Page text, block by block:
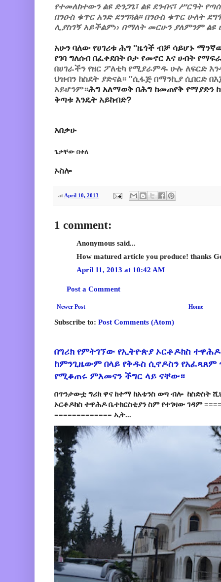
የተመለከተውን ልዩ ድንጋጌ፣ ልዩ ደንብና፣ ሥርዓት
በንዑስ ቁጥር አንድ ደንግጓል፡፡ በንዑስ ቁጥር ሁለት
ሊያስገኝ አይችልም›› በማለት መርሁን ያለምንም ልዩ
አሁን ባለው የሀገሪቱ ሕግ ''ዜጎች ብቻ ሳይሆኑ
የገባ ግለሰብ በፈቀደበት ቦታ የመኖር እና ሀብት
በሀገራችን የዘር ፖለቲካ የሚያራምዱ ሁሉ ለፍርድ
ህዝብን ከስደት ያድናል። ''ሲፋጅ በማንኪያ ሲበርድ
አይሆንም።ሕግ አለማወቅ በሕግ ከመጠየቅ የማያድን
ቅጣቱ እንዴት አይከብድ?
አበቃሁ
ጌታቸው በቀለ
ኦስሎ
at April 10, 2013
1 comment:
Anonymous said...
How matured article you produce! thanks
April 11, 2013 at 10:42 AM
Post a Comment
Newer Post Home
Subscribe to: Post Comments (Atom)
በግሪክ የምትገኘው የኢትዮጵያ ኦርቶዶክስ
ከምንጊዜውም በላይ የቅዱስ ሲኖዶስን የአፈጻጸም
የሚቆጠሩ ምእመናን ችግር ላይ ናቸው።
በጥንታውቷ ግሪክ ዋና ከተማ ከአቴንስ ወጣ ብሎ ከስድስት
ኦርቶዶክስ ተዋሕዶ ቤተክርስቲያን ስም የተገዛው ገዳም
============= ኢት...